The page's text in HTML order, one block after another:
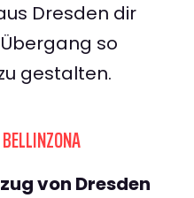
Dresden dir
so
gestalten.
von Dresden